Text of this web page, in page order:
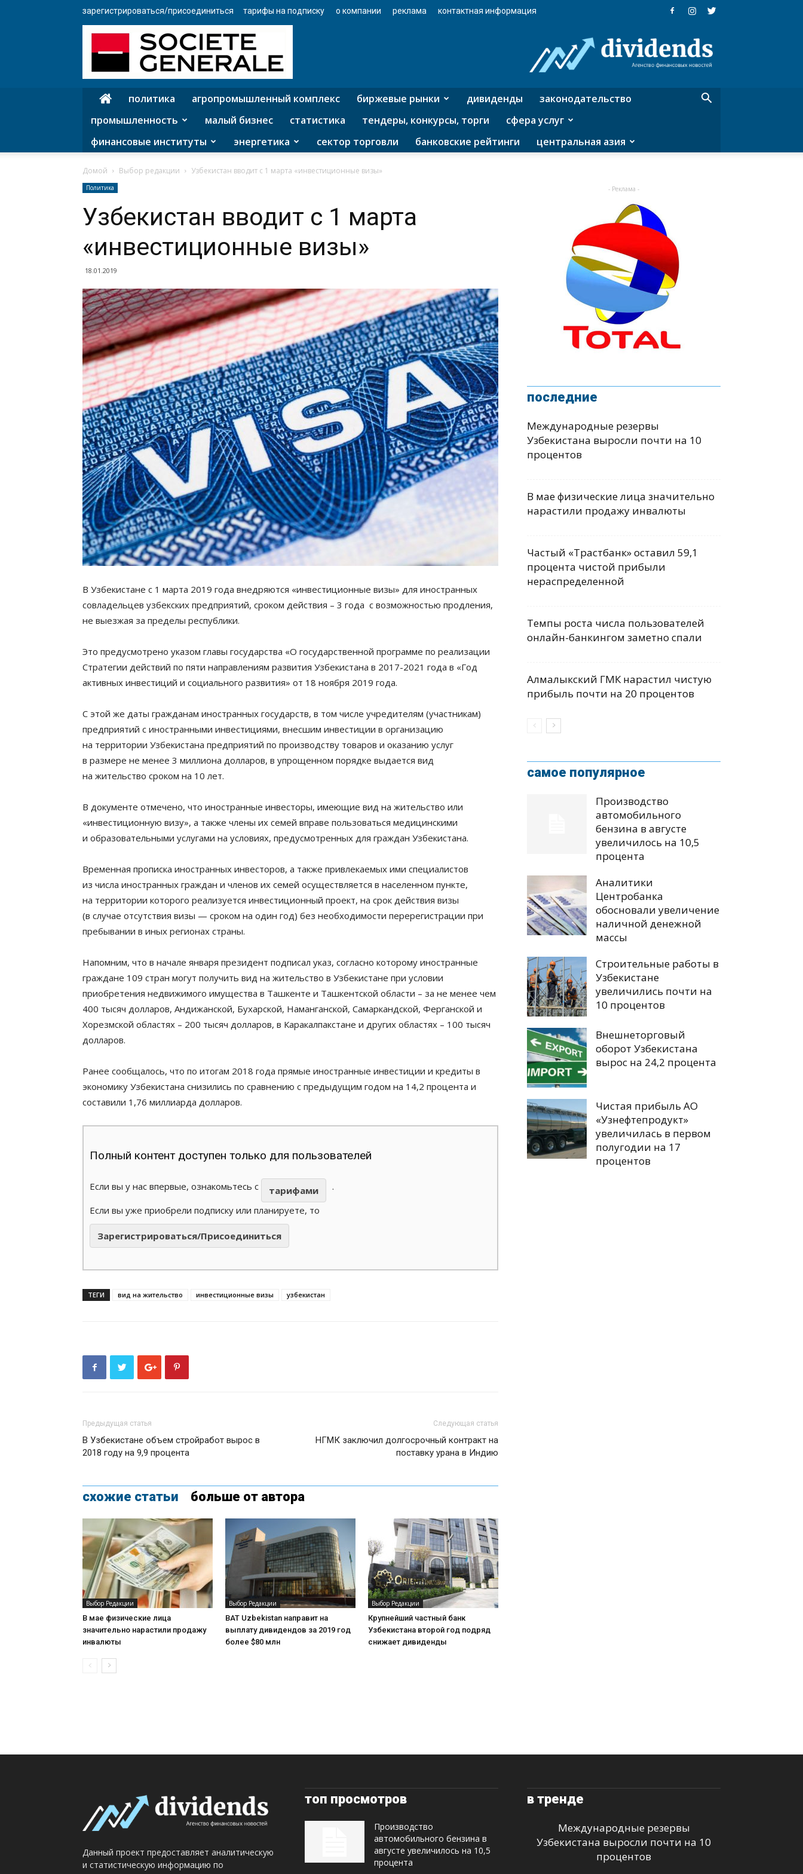
зарегистрироваться/присоединиться тарифы на подписку о компании реклама контактная информация
агентство
финансовых
политика агропромышленный комплекс биржевые рынки дивиденды
законодательство
промышленность
малый бизнес статистика тендеры, конкурсы, торги
сфера услуг
финансовые институты
энергетика сектор торговли банковские рейтинги центральная азия
Домой Выбор редакции Узбекистан вводит с 1 марта «инвестиционные визы»
Политика
Узбекистан вводит с 1 марта
«инвестиционные визы»
18.01.2019
В Узбекистане с 1 марта 2019 года внедряются «инвестиционные визы» для иностранных
совладельцев узбекских предприятий, сроком действия – 3 года с возможностью продления,
не выезжая за пределы республики.
Это предусмотрено указом главы государства «О государственной программе по реализации
Стратегии действий по пяти направлениям развития Узбекистана в 2017-2021 года в «Год
активных инвестиций и социального развития» от 18 ноября 2019 года.
С этой же даты гражданам иностранных государств, в том числе учредителям (участникам)
предприятий с иностранными инвестициями, внесшим инвестиции в организацию
на территории Узбекистана предприятий по производству товаров и оказанию услуг
в размере не менее 3 миллиона долларов, в упрощенном порядке выдается вид
на жительство сроком на 10 лет.
В документе отмечено, что иностранные инвесторы, имеющие вид на жительство или
«инвестиционную визу», а также члены их семей вправе пользоваться медицинскими
и образовательными услугами на условиях, предусмотренных для граждан Узбекистана.
Временная прописка иностранных инвесторов, а также привлекаемых ими специалистов
из числа иностранных граждан и членов их семей осуществляется в населенном пункте,
на территории которого реализуется инвестиционный проект, на срок действия визы
(в случае отсутствия визы — сроком на один год) без необходимости перерегистрации при
пребывании в иных регионах страны.
Напомним, что в начале января президент подписал указ, согласно которому иностранные
граждане 109 стран могут получить вид на жительство в Узбекистане при условии
приобретения недвижимого имущества в Ташкенте и Ташкентской области – за не менее чем
400 тысяч долларов, Андижанской, Бухарской, Наманганской, Самаркандской, Ферганской и
Хорезмской областях – 200 тысяч долларов, в Каракалпакстане и других областях – 100 тысяч
долларов.
Ранее сообщалось, что по итогам 2018 года прямые иностранные инвестиции и кредиты в
экономику Узбекистана снизились по сравнению с предыдущим годом на 14,2 процента и
составили 1,76 миллиарда долларов.
Полный контент доступен только для пользователей
Если вы у нас впервые, ознакомьтесь с тарифами
.
Если вы уже приобрели подписку или планируете, то
Зарегистрироваться/Присоединиться
ТЕГИ вид на жительство инвестиционные визы узбекистан
Предыдущая статья
В Узбекистане объем стройработ вырос в
2018 году на 9,9 процента
Следующая статья
НГМК заключил долгосрочный контракт на
поставку урана в Индию
схожие статьи больше от автора
Выбор Редакции
В мае физические лица
значительно нарастили продажу
инвалюты
Выбор Редакции
BAT Uzbekistan направит на
выплату дивидендов за 2019 год
более $80 млн
Выбор Редакции
Крупнейший частный банк
Узбекистана второй год подряд
снижает дивиденды
- Реклама -
последние
Международные резервы
Узбекистана выросли почти на 10
процентов
В мае физические лица значительно
нарастили продажу инвалюты
Частый «Трастбанк» оставил 59,1
процента чистой прибыли
нераспределенной
Темпы роста числа пользователей
онлайн-банкингом заметно спали
Алмалыкский ГМК нарастил чистую
прибыль почти на 20 процентов
самое популярное
Производство
автомобильного
бензина в августе
увеличилось на 10,5
процента
Аналитики
Центробанка
обосновали увеличение
наличной денежной
массы
Строительные работы в
Узбекистане
увеличились почти на
10 процентов
Внешнеторговый
оборот Узбекистана
вырос на 24,2 процента
Чистая прибыль АО
«Узнефтепродукт»
увеличилась в первом
полугодии на 17
процентов
Данный проект предоставляет аналитическую
и статистическую информацию по
топ просмотров
Производство
автомобильного бензина в
августе увеличилось на 10,5
процента
в тренде
Международные резервы
Узбекистана выросли почти на 10
процентов